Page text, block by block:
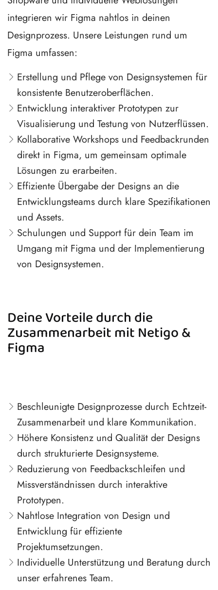
integrieren wir Figma nahtlos in deinen
Designprozess. Unsere Leistungen rund um
Figma umfassen:
Erstellung und Pflege von Designsystemen für
konsistente Benutzeroberflächen.
Entwicklung interaktiver Prototypen zur
Visualisierung und Testung von Nutzerflüssen.
Kollaborative Workshops und Feedbackrunden
direkt in Figma, um gemeinsam optimale
Lösungen zu erarbeiten.
Effiziente Übergabe der Designs an die
Entwicklungsteams durch klare Spezifikationen
und Assets.
Schulungen und Support für dein Team im
Umgang mit Figma und der Implementierung
von Designsystemen.
Deine Vorteile durch die
Zusammenarbeit mit Netigo &
Figma
Beschleunigte Designprozesse durch Echtzeit-
Zusammenarbeit und klare Kommunikation.
Höhere Konsistenz und Qualität der Designs
durch strukturierte Designsysteme.
Reduzierung von Feedbackschleifen und
Missverständnissen durch interaktive
Prototypen.
Nahtlose Integration von Design und
Entwicklung für effiziente
Projektumsetzungen.
Individuelle Unterstützung und Beratung durch
unser erfahrenes Team.